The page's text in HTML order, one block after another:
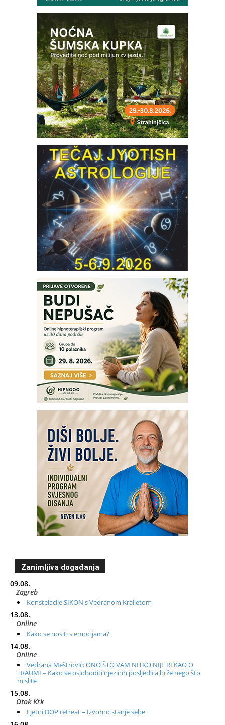
Zanimljiva događanja
09.08.
Zagreb
Konstelacije SIKON s Vedranom Kraljetom
13.08.
Online
Kako se nositi s emocijama?
14.08.
Online
Vedrana Meštrović: ONO ŠTO VAM NITKO NIJE REKAO O
TRAUMI – Kako se osloboditi njezinih posljedica brže nego što
mislite
15.08.
Otok Krk
Ljetni DOP retreat – Izvorno stanje sebe